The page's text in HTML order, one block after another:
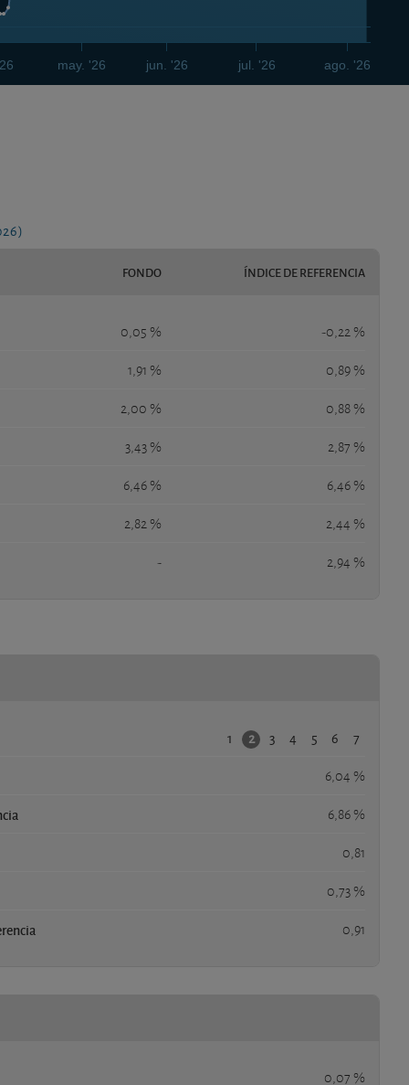
may. '26 jun. '26 jul. '26 ago. '26
FONDO ÍNDICE DE REFERENCIA
0,05 % -0,22 %
1,91 % 0,89 %
2,00 % 0,88 %
3,43 % 2,87 %
6,46 % 6,46 %
2,82 % 2,44 %
- 2,94 %
1 2 3 4 5 6 7
6,04 %
6,86 %
0,81
0,73 %
0,91
0,07 %